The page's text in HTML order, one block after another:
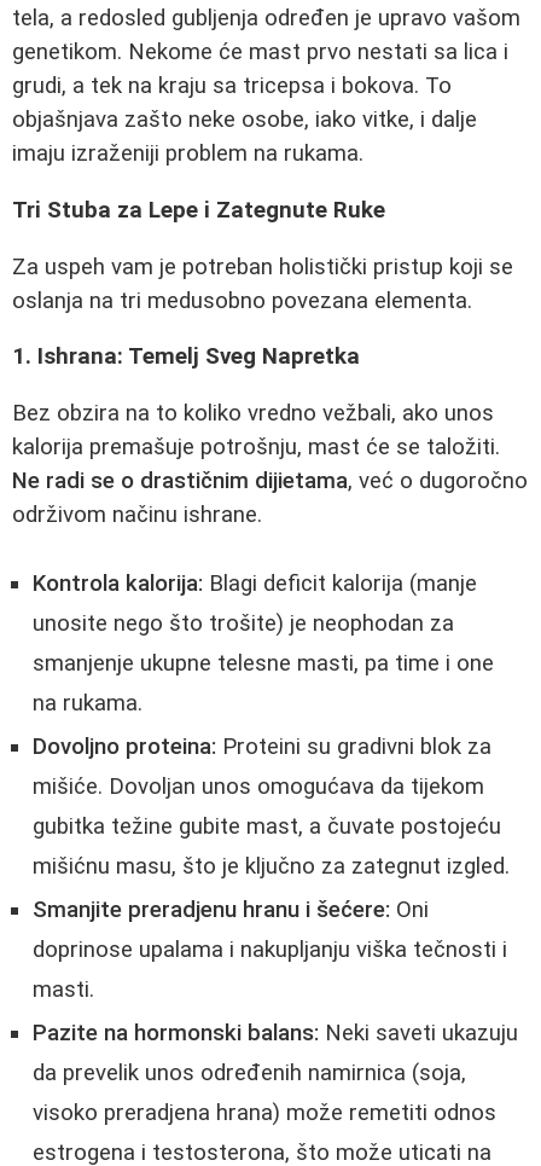
tela, a redosled gubljenja određen je upravo vašom
genetikom. Nekome će mast prvo nestati sa lica i
grudi, a tek na kraju sa tricepsa i bokova. To
objašnjava zašto neke osobe, iako vitke, i dalje
imaju izraženiji problem na rukama.
Tri Stuba za Lepe i Zategnute Ruke
Za uspeh vam je potreban holistički pristup koji se
oslanja na tri medusobno povezana elementa.
1. Ishrana: Temelj Sveg Napretka
Bez obzira na to koliko vredno vežbali, ako unos
kalorija premašuje potrošnju, mast će se taložiti.
Ne radi se o drastičnim dijietama, već o dugoročno
održivom načinu ishrane.
Kontrola kalorija: Blagi deficit kalorija (manje
unosite nego što trošite) je neophodan za
smanjenje ukupne telesne masti, pa time i one
na rukama.
Dovoljno proteina: Proteini su gradivni blok za
mišiće. Dovoljan unos omogućava da tijekom
gubitka težine gubite mast, a čuvate postojeću
mišićnu masu, što je ključno za zategnut izgled.
Smanjite preradjenu hranu i šećere: Oni
doprinose upalama i nakupljanju viška tečnosti i
masti.
Pazite na hormonski balans: Neki saveti ukazuju
da prevelik unos određenih namirnica (soja,
visoko preradjena hrana) može remetiti odnos
estrogena i testosterona, što može uticati na